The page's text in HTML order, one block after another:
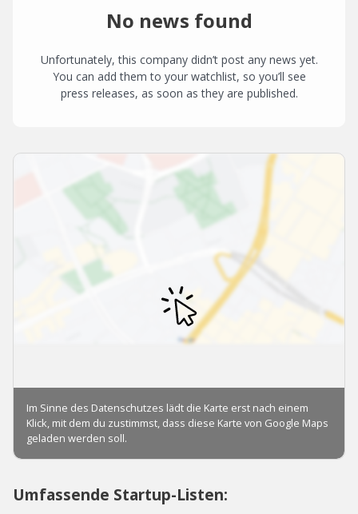
No news found
Unfortunately, this company didn’t post any news yet.
You can add them to your watchlist, so you’ll see
press releases, as soon as they are published.
Umfassende Startup-Listen: